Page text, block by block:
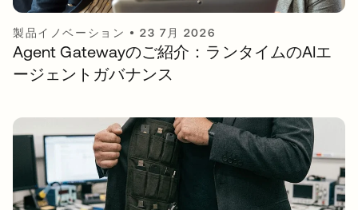
製品イノベーション •23 7月 2026
Agent Gatewayのご紹介：ランタイムのAIエ
ージェントガバナンス